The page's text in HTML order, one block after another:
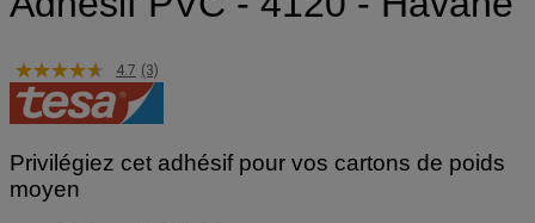
Adhésif PVC - 4120 - Havane
4.7 (3)
Privilégiez cet adhésif pour vos cartons de poids
moyen